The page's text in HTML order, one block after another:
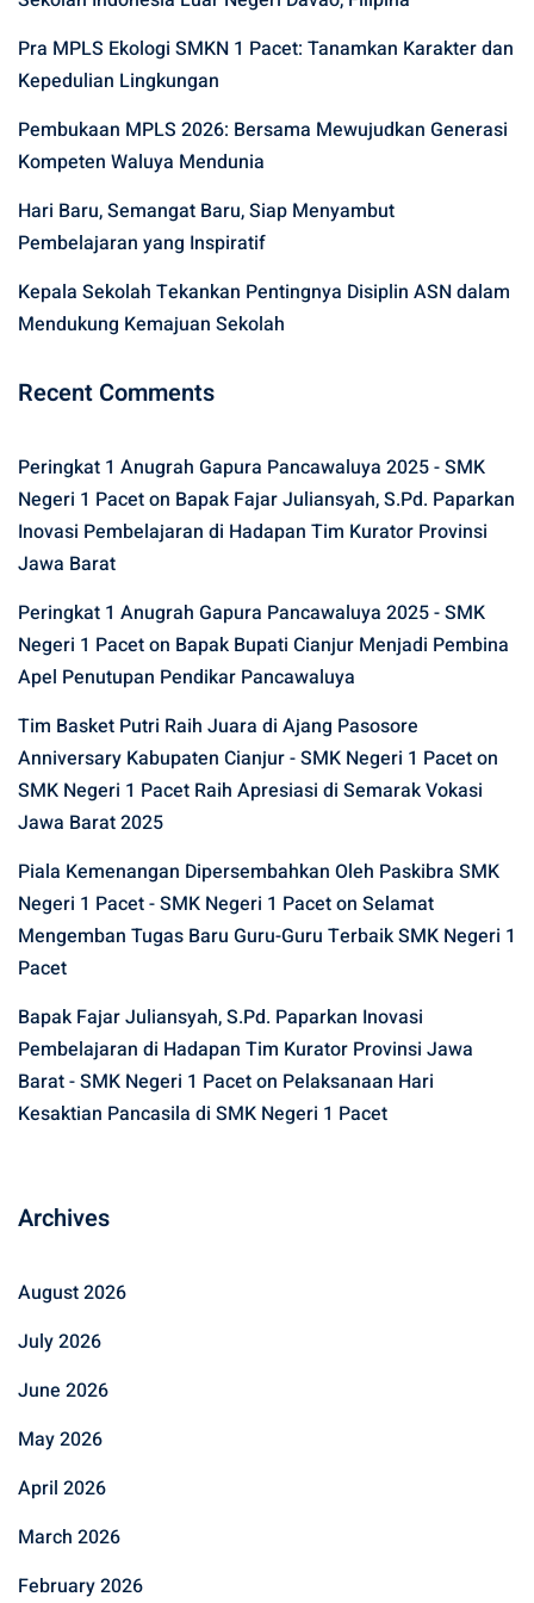
Pra MPLS Ekologi SMKN 1 Pacet: Tanamkan Karakter dan
Kepedulian Lingkungan
Pembukaan MPLS 2026: Bersama Mewujudkan Generasi
Kompeten Waluya Mendunia
Hari Baru, Semangat Baru, Siap Menyambut
Pembelajaran yang Inspiratif
Kepala Sekolah Tekankan Pentingnya Disiplin ASN dalam
Mendukung Kemajuan Sekolah
Recent Comments
Peringkat 1 Anugrah Gapura Pancawaluya 2025 - SMK
Negeri 1 Paceton Bapak Fajar Juliansyah, S.Pd. Paparkan
Inovasi Pembelajaran di Hadapan Tim Kurator Provinsi
Jawa Barat
Peringkat 1 Anugrah Gapura Pancawaluya 2025 - SMK
Negeri 1 Paceton Bapak Bupati Cianjur Menjadi Pembina
Apel Penutupan Pendikar Pancawaluya
Tim Basket Putri Raih Juara di Ajang Pasosore
Anniversary Kabupaten Cianjur - SMK Negeri 1 Paceton
SMK Negeri 1 Pacet Raih Apresiasi di Semarak Vokasi
Jawa Barat 2025
Piala Kemenangan Dipersembahkan Oleh Paskibra SMK
Negeri 1 Pacet - SMK Negeri 1 Paceton Selamat
Mengemban Tugas Baru Guru-Guru Terbaik SMK Negeri 1
Pacet
Bapak Fajar Juliansyah, S.Pd. Paparkan Inovasi
Pembelajaran di Hadapan Tim Kurator Provinsi Jawa
Barat - SMK Negeri 1 Paceton Pelaksanaan Hari
Kesaktian Pancasila di SMK Negeri 1 Pacet
Archives
August 2026
July 2026
June 2026
May 2026
April 2026
March 2026
February 2026